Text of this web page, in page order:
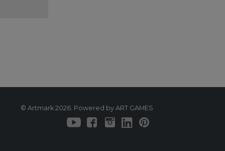
© Artmark 2026. Powered by ART GAMES